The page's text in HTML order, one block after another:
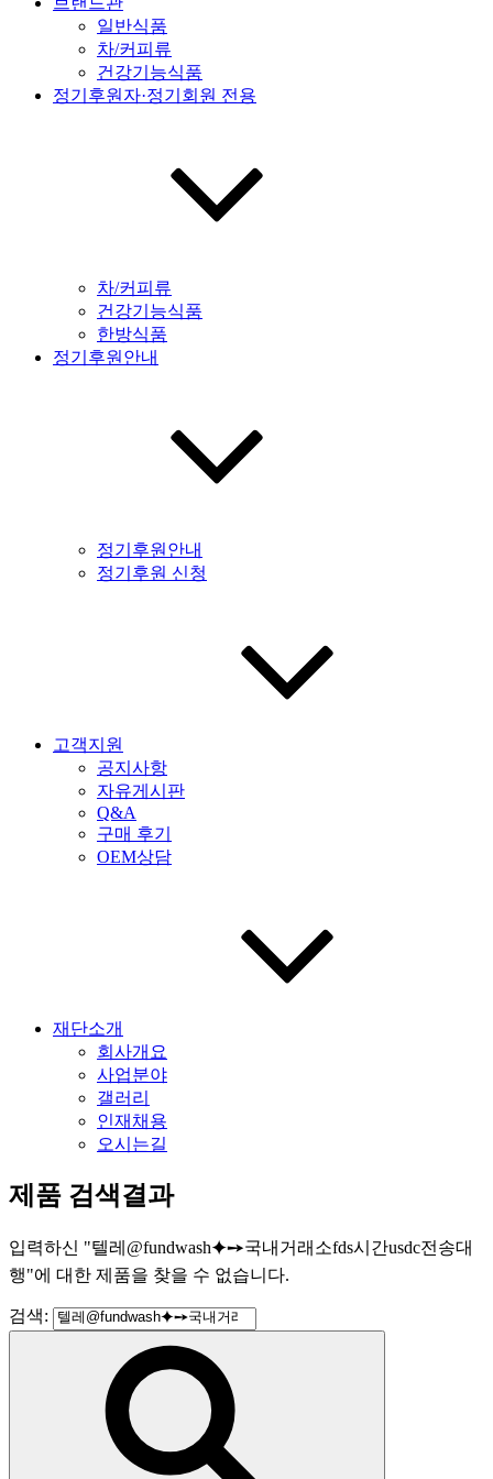
일반식품
차/커피류
건강기능식품
정기후원자·정기회원 전용
차/커피류
건강기능식품
한방식품
정기후원안내
정기후원안내
정기후원 신청
고객지원
공지사항
자유게시판
Q&A
구매 후기
OEM상담
재단소개
회사개요
사업분야
갤러리
인재채용
오시는길
제품 검색결과
입력하신 "텔레@fundwash⯌➙국내거래소fds시간usdc전송대
행"에 대한 제품을 찾을 수 없습니다.
검색: